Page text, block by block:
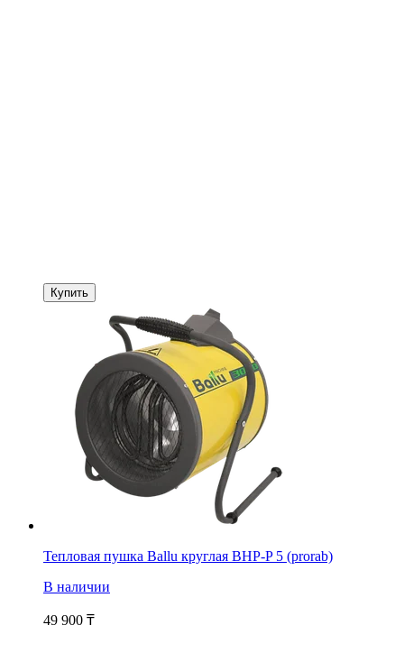
Купить
Тепловая пушка Ballu круглая BHP-P 5 (prorab)
В наличии
49 900 ₸